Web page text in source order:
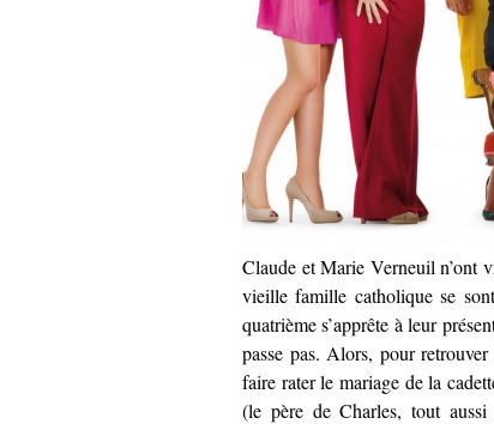
Claude et Marie Verneuil n’ont
vieille famille catholique se
quatrième s’apprête à leur
passe pas. Alors, pour
faire rater le mariage de la
(le père de Charles, tout